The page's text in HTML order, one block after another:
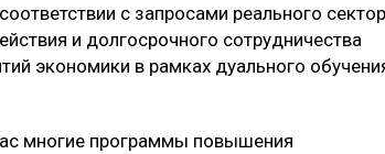
с запросами реального
и долгосрочного сотрудничества
экономики в рамках дуального
многие программы повышения